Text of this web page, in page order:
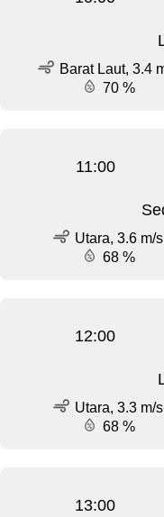
Barat Laut, 3.4
70 %
11:00
Utara, 3.6 m/s
68 %
12:00
Utara, 3.3 m/s
68 %
13:00